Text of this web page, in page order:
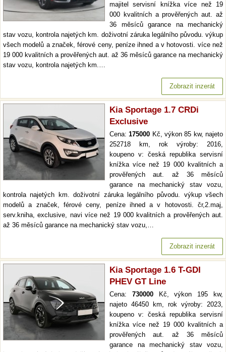
majitel servisní knížka více než 19
000 kvalitních a prověřených aut. až
36 měsíců garance na mechanický
stav vozu, kontrola najetých km. doživotní záruka legálního původu. výkup
všech modelů a značek, férové ceny, peníze ihned a v hotovosti. více než
19 000 kvalitních a prověřených aut. až 36 měsíců garance na mechanický
stav vozu, kontrola najetých km.…
Zobrazit inzerát
Kia Sportage 1.7 CRDi
Exclusive
Cena:175000 Kč, výkon 85 kw, najeto
252718 km, rok výroby: 2016,
koupeno v: česká republika servisní
knížka více než 19 000 kvalitních a
prověřených aut. až 36 měsíců
garance na mechanický stav vozu,
kontrola najetých km. doživotní záruka legálního původu. výkup všech
modelů a značek, férové ceny, peníze ihned a v hotovosti. čr,2.maj,
serv.kniha, exclusive, navi více než 19 000 kvalitních a prověřených aut.
až 36 měsíců garance na mechanický stav vozu,…
Zobrazit inzerát
Kia Sportage 1.6 T-GDI
PHEV GT Line
Cena: 730000Kč, výkon 195 kw,
najeto 46450 km, rok výroby: 2023,
koupeno v: česká republika servisní
knížka více než 19 000 kvalitních a
prověřených aut. až 36 měsíců
garance na mechanický stav vozu,